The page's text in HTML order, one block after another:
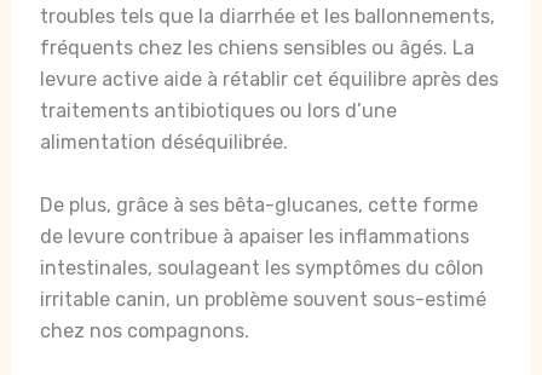
troubles tels que la diarrhée et les ballonnements,
fréquents chez les chiens sensibles ou âgés. La
levure active aide à rétablir cet équilibre après des
traitements antibiotiques ou lors d’une
alimentation déséquilibrée.
De plus, grâce à ses bêta-glucanes, cette forme
de levure contribue à apaiser les inflammations
intestinales, soulageant les symptômes du côlon
irritable canin, un problème souvent sous-estimé
chez nos compagnons.